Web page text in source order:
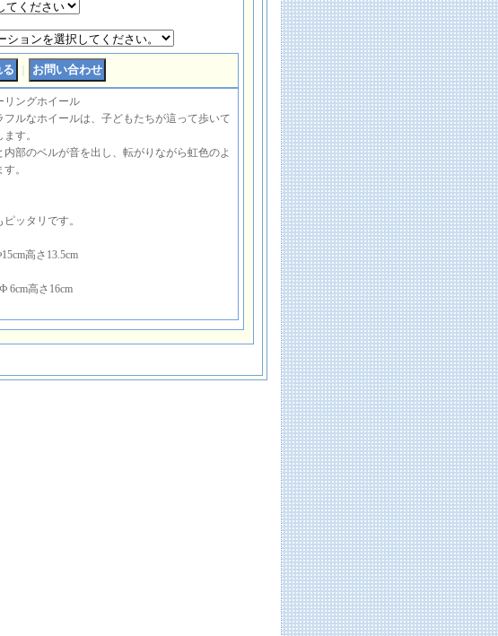
リングホイール
フルなホイールは、子どもたちが這って歩いて
す。
内部のベルが音を出し、転がりながら虹色のよ
。
ッタリです。
高さ13.5cm
高さ16cm